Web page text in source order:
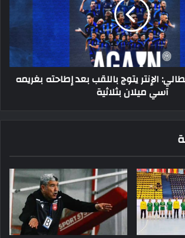
الإنتر يتوج باللقب بعد إطاحته بغريمه
آسي ميلان بثلاثية